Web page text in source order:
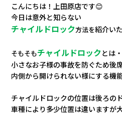
こんにちは！上田原店です😊
今日は意外と知らない
チャイルドロック方法を紹介い
そもそもチャイルドロックとは
小さなお子様の事故を防ぐため後
内側から開けられない様にする機
チャイルドロックの位置は後ろの
車種により多少位置は違います